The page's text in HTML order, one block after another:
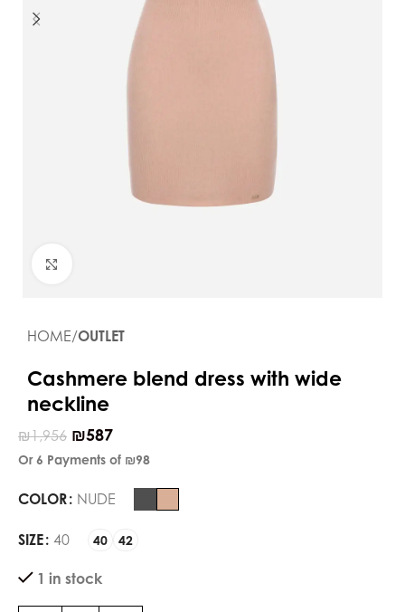
HOME OUTLET
Cashmere blend dress with wide
neckline
₪1,956 ₪587
Or 6 Payments of ₪98
COLOR NUDE
SIZE 40 40 42
1 in stock